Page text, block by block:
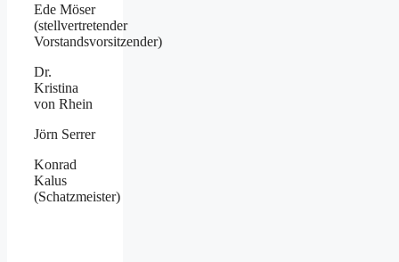
Ede Möser
(stellvertretender
Vorstandsvorsitzender)
Dr.
Kristina
von Rhein
Jörn Serrer
Konrad
Kalus
(Schatzmeister)